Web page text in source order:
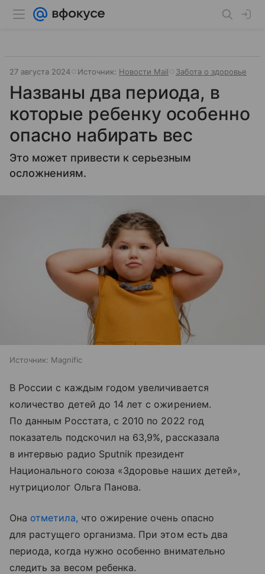
27 августа 2024 Источник: Новости Mail Забота о здоровье
Названы два периода, в
которые ребенку особенно
опасно набирать вес
Это может привести к серьезным
осложнениям.
Источник: Magnific
В России с каждым годом увеличивается
количество детей до 14 лет с ожирением.
По данным Росстата, с 2010 по 2022 год
показатель подскочил на 63,9%, рассказала
в интервью радио Sputnik президент
Национального союза «Здоровье наших детей»,
нутрициолог Ольга Панова.
Она отметила, что ожирение очень опасно
для растущего организма. При этом есть два
периода, когда нужно особенно внимательно
следить за весом ребенка.